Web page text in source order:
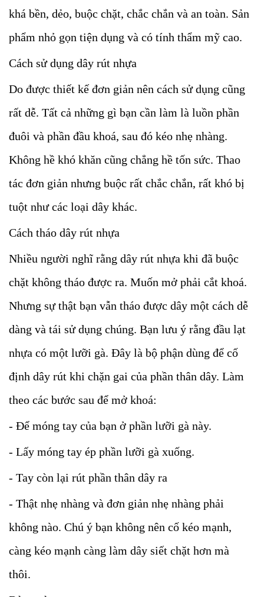
khá bền, dẻo, buộc chặt, chắc chắn và an toàn. Sản
phẩm nhỏ gọn tiện dụng và có tính thẩm mỹ cao.
Cách sử dụng dây rút nhựa
Do được thiết kế đơn giản nên cách sử dụng cũng
rất dễ. Tất cả những gì bạn cần làm là luồn phần
đuôi và phần đầu khoá, sau đó kéo nhẹ nhàng.
Không hề khó khăn cũng chẳng hề tốn sức. Thao
tác đơn giản nhưng buộc rất chắc chắn, rất khó bị
tuột như các loại dây khác.
Cách tháo dây rút nhựa
Nhiều người nghĩ rằng dây rút nhựa khi đã buộc
chặt không tháo được ra. Muốn mở phải cắt khoá.
Nhưng sự thật bạn vẫn tháo được dây một cách dễ
dàng và tái sử dụng chúng. Bạn lưu ý rằng đầu lạt
nhựa có một lưỡi gà. Đây là bộ phận dùng để cố
định dây rút khi chặn gai của phần thân dây. Làm
theo các bước sau để mở khoá:
- Để móng tay của bạn ở phần lưỡi gà này.
- Lấy móng tay ép phần lưỡi gà xuống.
- Tay còn lại rút phần thân dây ra
- Thật nhẹ nhàng và đơn giản nhẹ nhàng phải
không nào. Chú ý bạn không nên cố kéo mạnh,
càng kéo mạnh càng làm dây siết chặt hơn mà
thôi.